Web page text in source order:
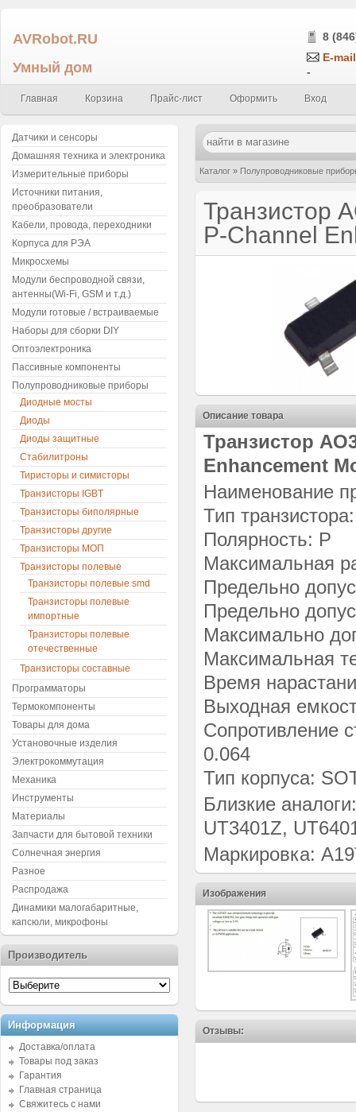
AVRobot.RU
Умный дом
8
E-
-
Главная Корзина Прайс-лист Оформить Вход
Каталог » Полупроводниковые
Транзистор
P-Channel
Описание товара
Транзистор
Enhancement
Наименование
Тип
Полярность: P
Максимальная
Предельно
Предельно
Максимально
Максимальная
Время
Выходная
Сопротивление
0.064
Тип корпуса:
Близкие
UT3401Z,
Маркировка:
Изображения
Отзывы:
Датчики и сенсоры
Домашняя техника и электроника
Измерительные приборы
Источники питания,
преобразователи
Кабели, провода, переходники
Корпуса для РЭА
Микросхемы
Модули беспроводной связи,
антенны(Wi-Fi, GSM и т.д.)
Модули готовые / встраиваемые
Наборы для сборки DIY
Оптоэлектроника
Пассивные компоненты
Полупроводниковые приборы
Диодные мосты
Диоды
Диоды защитные
Стабилитроны
Тиристоры и симисторы
Транзисторы IGBT
Транзисторы биполярные
Транзисторы другие
Транзисторы МОП
Транзисторы полевые
Транзисторы полевые smd
Транзисторы полевые
импортные
Транзисторы полевые
отечественные
Транзисторы составные
Программаторы
Термокомпоненты
Товары для дома
Установочные изделия
Электрокоммутация
Механика
Инструменты
Материалы
Запчасти для бытовой техники
Солнечная энергия
Разное
Распродажа
Динамики малогабаритные,
капсюли, микрофоны
Производитель
Информация
Доставка/оплата
Товары под заказ
Гарантия
Главная страница
Свяжитесь с нами